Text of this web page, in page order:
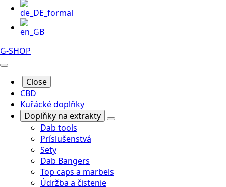
G-SHOP
Close
CBD
Kuřácké doplňky
Doplňky na extrakty
Dab tools
Príslušenstvá
Sety
Dab Bangers
Top caps a marbels
Údržba a čistenie